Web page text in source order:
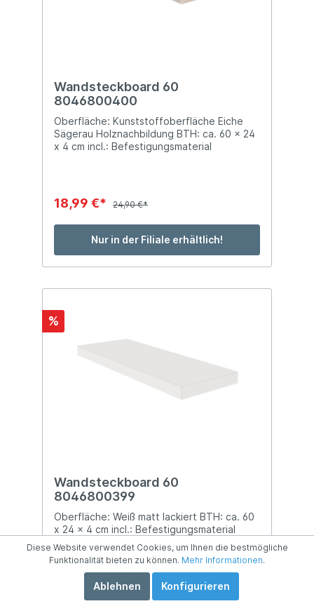
Wandsteckboard 60
8046800400
Oberfläche: Kunststoffoberfläche Eiche
Sägerau Holznachbildung BTH: ca. 60 x 24
x 4 cm incl.: Befestigungsmaterial
18,99 €* 24,90 €*
Nur in der Filiale erhältlich!
%
Wandsteckboard 60
8046800399
Oberfläche: Weiß matt lackiert BTH: ca. 60
x 24 x 4 cm incl.: Befestigungsmaterial
18,99 €* 24,90 €*
Diese Website verwendet Cookies, um Ihnen die bestmögliche
Funktionalität bieten zu können. Mehr Informationen.
Ablehnen Konfigurieren